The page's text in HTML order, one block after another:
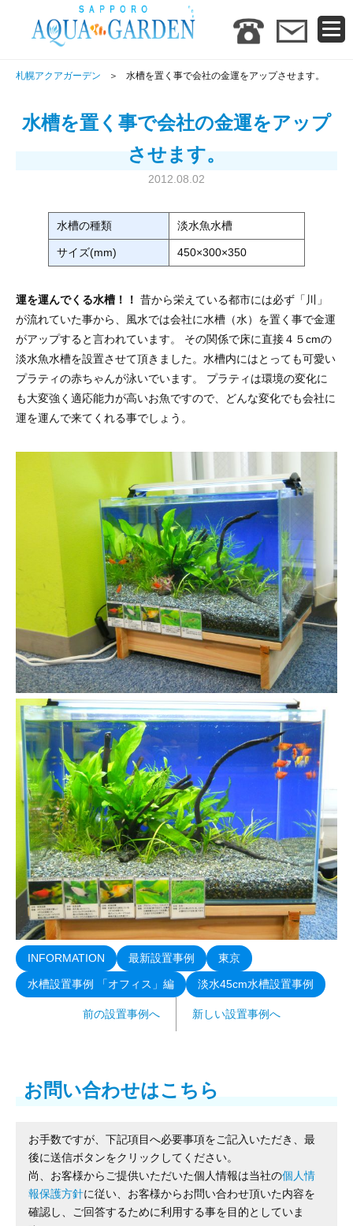
札幌アクアガーデン 水槽を置く事で会社の金運をアップさせます。
水槽を置く事で会社の金運をアップ
させます。
2012.08.02
水槽の種類 淡水魚水槽
サイズ(mm) 450×300×350
運を運んでくる水槽！！ 昔から栄えている都市には必ず「川」
が流れていた事から、風水では会社に水槽（水）を置く事で金運
がアップすると言われています。 その関係で床に直接４５cmの
淡水魚水槽を設置させて頂きました。水槽内にはとっても可愛い
プラティの赤ちゃんが泳いでいます。 プラティは環境の変化に
も大変強く適応能力が高いお魚ですので、どんな変化でも会社に
運を運んで来てくれる事でしょう。
INFORMATION 最新設置事例 東京
水槽設置事例 「オフィス」編 淡水45cm水槽設置事例
前の設置事例へ 新しい設置事例へ
お問い合わせはこちら
お手数ですが、下記項目へ必要事項をご記入いただき、最
後に送信ボタンをクリックしてください。
尚、お客様からご提供いただいた個人情報は当社の個人情
報保護方針に従い、お客様からお問い合わせ頂いた内容を
確認し、ご回答するために利用する事を目的としていま